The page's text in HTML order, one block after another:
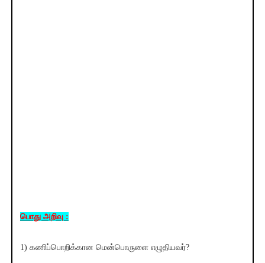
பொது அறிவு :
1) கணிப்பொறிக்கான மென்பொருளை எழுதியவர்?